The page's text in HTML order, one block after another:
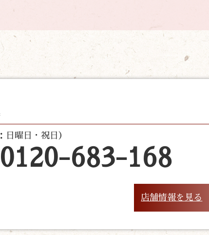
曜日・祝日）
0120-683-168
店舗情報を見る